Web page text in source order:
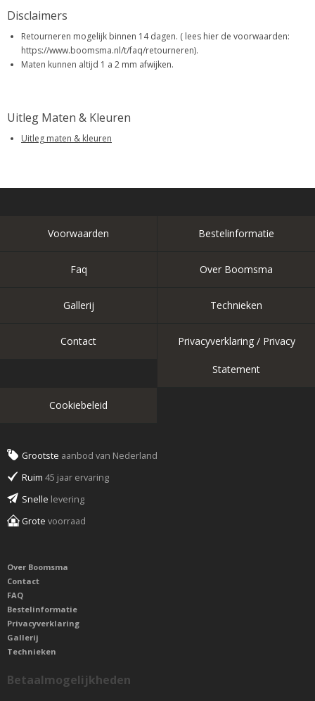
Disclaimers
Retourneren mogelijk binnen 14 dagen. ( lees hier de voorwaarden:
https://www.boomsma.nl/t/faq/retourneren).
Maten kunnen altijd 1 a 2 mm afwijken.
Uitleg Maten & Kleuren
Uitleg maten & kleuren
Voorwaarden Bestelinformatie
Faq Over Boomsma
Gallerij Technieken
Contact Privacyverklaring / Privacy
Statement
Cookiebeleid
Grootste aanbod van Nederland
Ruim 45 jaar ervaring
Snelle levering
Grote voorraad
Over Boomsma
Contact
FAQ
Bestelinformatie
Privacyverklaring
Gallerij
Technieken
Betaalmogelijkheden